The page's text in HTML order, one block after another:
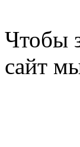
Чтобы
сайт